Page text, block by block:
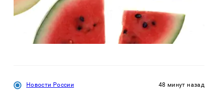
Новости России 48 минут назад